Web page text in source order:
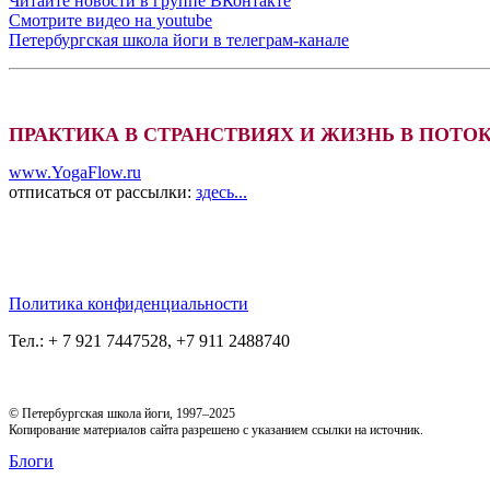
Смотрите видео на youtube
Петербургская школа йоги в телеграм-канале
ПРАКТИКА В СТРАНСТВИЯХ И ЖИЗНЬ В
www.YogaFlow.ru
отписаться от рассылки: здесь...
Политика конфиденциальности
Тел.: + 7 921 7447528, +7 911 2488740
© Петербургская школа йоги, 1997–2025
Копирование материалов сайта разрешено с указанием ссылки на источник.
Блоги